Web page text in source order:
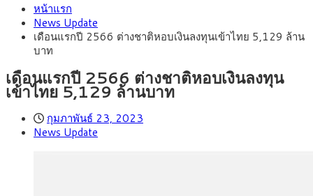
หน้ารถไฟฟ้าสงขลา โมโนเรล 12.54 กม. เชื่อมเมืองหาดใหญ่
สิงหาคม 4, 2026
รายหัวเพียง 2,618 บาท เสนอทบทวนจัดสรรงบให้สอดคล้องภาระ
งานจริง
สิงหาคม 3, 2026 กรุงศรี คาดเงินบาทสัปดาห์นี้ซื้อขายในกรอบ
33.00-33.60 ติดตามข้อมูลจ้างงานสหรัฐฯ
สิงหาคม 1, 2026 “เอกนิติ” เปิดเครื่องยนต์เศรษฐกิจใหม่ของไทย
เดินหน้า 5 ยุทธศาสตร์ รื้อโครงสร้างเศรษฐกิจ ดันไทยโตเต็ม
ศักยภาพ
กรกฎาคม 27, 2026
ติดลายการ์ตูน กรมศุลกากร เตือนผู้ปกครองเฝ้าระวัง หลังยึดล็อต
ใหญ่จากเยอรมนี
หน้าแรก
News Update
เดือนแรกปี 2566 ต่างชาติหอบเงินลงทุนเข้าไทย 5,129 ล้าน
บาท
เดือนแรกปี 2566 ต่างชาติหอบเงินลงทุน
เข้าไทย 5,129 ล้านบาท
กุมภาพันธ์ 23, 2023
News Update